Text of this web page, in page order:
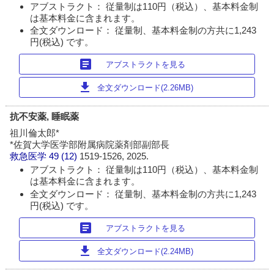
アブストラクト： 従量制は110円（税込）、基本料金制
は基本料金に含まれます。
全文ダウンロード： 従量制、基本料金制の方共に1,243
円(税込) です。
article アブストラクトを見る
download 全文ダウンロード(2.26MB)
抗不安薬, 睡眠薬
祖川倫太郎*
*佐賀大学医学部附属病院薬剤部副部長
救急医学 49 (12) 1519-1526, 2025.
アブストラクト： 従量制は110円（税込）、基本料金制
は基本料金に含まれます。
全文ダウンロード： 従量制、基本料金制の方共に1,243
円(税込) です。
article アブストラクトを見る
download 全文ダウンロード(2.24MB)